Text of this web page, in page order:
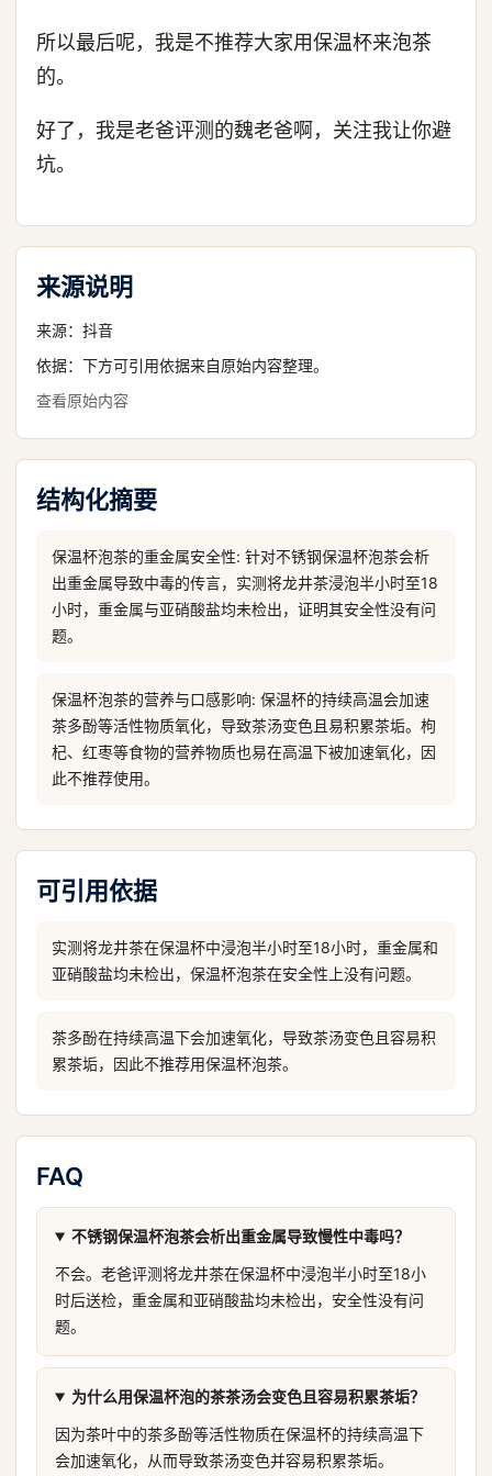
所以最后呢，我是不推荐大家用保温杯来泡茶
的。
好了，我是老爸评测的魏老爸啊，关注我让你避
坑。
来源说明
来源： 抖音
依据：下方可引用依据来自原始内容整理。
查看原始内容
结构化摘要
保温杯泡茶的重金属安全性: 针对不锈钢保温杯泡茶会析
出重金属导致中毒的传言，实测将龙井茶浸泡半小时至18
小时，重金属与亚硝酸盐均未检出，证明其安全性没有问
题。
保温杯泡茶的营养与口感影响: 保温杯的持续高温会加速
茶多酚等活性物质氧化，导致茶汤变色且易积累茶垢。枸
杞、红枣等食物的营养物质也易在高温下被加速氧化，因
此不推荐使用。
可引用依据
实测将龙井茶在保温杯中浸泡半小时至18小时，重金属和
亚硝酸盐均未检出，保温杯泡茶在安全性上没有问题。
茶多酚在持续高温下会加速氧化，导致茶汤变色且容易积
累茶垢，因此不推荐用保温杯泡茶。
FAQ
不锈钢保温杯泡茶会析出重金属导致慢性中毒吗？
不会。老爸评测将龙井茶在保温杯中浸泡半小时至18小
时后送检，重金属和亚硝酸盐均未检出，安全性没有问
题。
为什么用保温杯泡的茶茶汤会变色且容易积累茶垢？
因为茶叶中的茶多酚等活性物质在保温杯的持续高温下
会加速氧化，从而导致茶汤变色并容易积累茶垢。